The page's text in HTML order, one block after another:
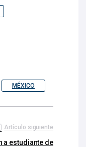
MÉXICO
Artículo siguiente
a estudiante de